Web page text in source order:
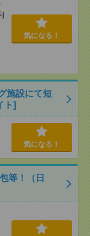
気になる！
施設にて短
ト]
気になる！
等！（日